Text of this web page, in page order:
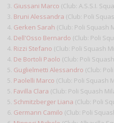
3. Giussani Marco (Club: A.S.S.I.
3. Bruni Alessandra (Club: Poli
4. Gerken Sarah (Club: Poli Squash
4. Dell'Osso Bernardo (Club: Poli
4. Rizzi Stefano (Club: Poli Squash
4. De Bortoli Paolo (Club: Poli
5. Guglielmetti Alessandro (Club:
5. Paolelli Marco (Club: Poli Squash
5. Favilla Clara (Club: Poli Squash
5. Schmitzberger Liana (Club: Poli
6. Germann Camilo (Club: Poli